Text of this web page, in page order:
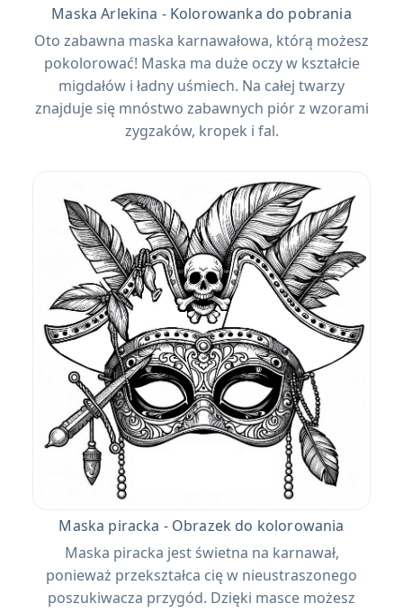
Maska Arlekina - Kolorowanka do pobrania
Oto zabawna maska ​​karnawałowa, którą możesz
pokolorować! Maska ma duże oczy w kształcie
migdałów i ładny uśmiech. Na całej twarzy
znajduje się mnóstwo zabawnych piór z wzorami
zygzaków, kropek i fal.
Maska piracka - Obrazek do kolorowania
Maska piracka jest świetna na karnawał,
ponieważ przekształca cię w nieustraszonego
poszukiwacza przygód. Dzięki masce możesz